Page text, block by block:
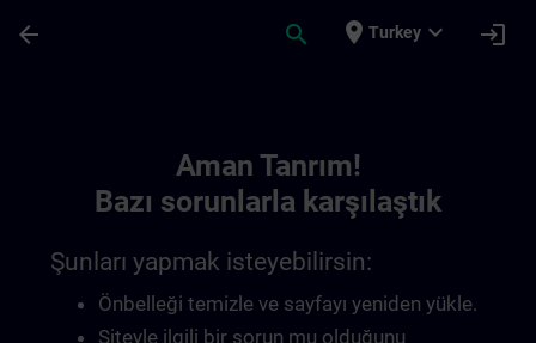
arrow_back search place Turkey expand_more login
Aman Tanrım!
Bazı sorunlarla karşılaştık
Şunları yapmak isteyebilirsin:
Önbelleği temizle ve sayfayı yeniden yükle.
Siteyle ilgili bir sorun mu olduğunu